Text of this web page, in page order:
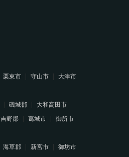
栗東市 守山市
大津市
磯城郡
大和高田市
吉野郡 葛城市
御所市
海草郡 新宮市
御坊市